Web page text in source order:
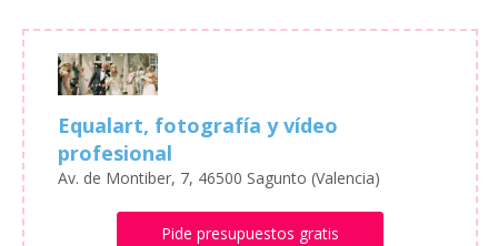
Equalart, fotografía y vídeo
profesional
Av. de Montiber, 7, 46500 Sagunto (Valencia)
Pide presupuestos gratis